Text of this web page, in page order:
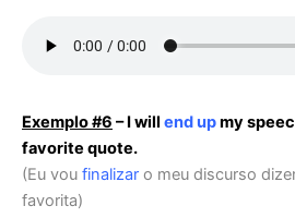
Exemplo #6 – I will end upmy
favorite quote.
(Eu vou finalizar o meu discurso
favorita)